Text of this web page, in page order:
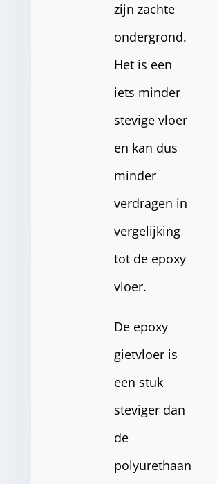
zijn zachte
ondergrond.
Het is een
iets minder
stevige vloer
en kan dus
minder
verdragen in
vergelijking
tot de epoxy
vloer.
De epoxy
gietvloer is
een stuk
steviger dan
de
polyurethaan